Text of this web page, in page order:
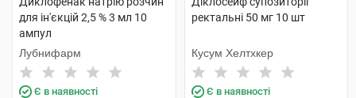
для ін'єкцій 2,5 % 3 мл 10
ампул
Лубнифарм
Є в наявності
ректальні 50 мг 10 шт
Кусум Хелтхкер
Є в наявності